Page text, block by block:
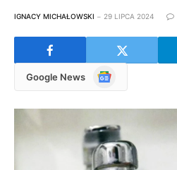
IGNACY MICHAŁOWSKI 29 LIPCA 2024
Google News
Google